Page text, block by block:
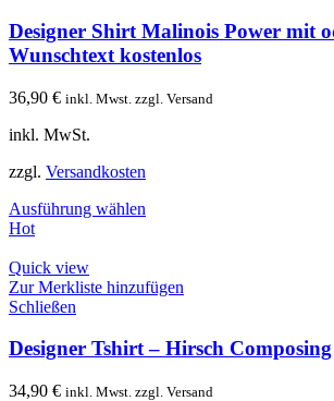
Designer Shirt Malinois Power mit
Wunschtext kostenlos
36,90 € inkl. Mwst. zzgl. Versand
inkl. MwSt.
zzgl. Versandkosten
Ausführung wählen
Hot
Quick view
Zur Merkliste hinzufügen
Schließen
Designer Tshirt – Hirsch Composing
34,90 € inkl. Mwst. zzgl. Versand